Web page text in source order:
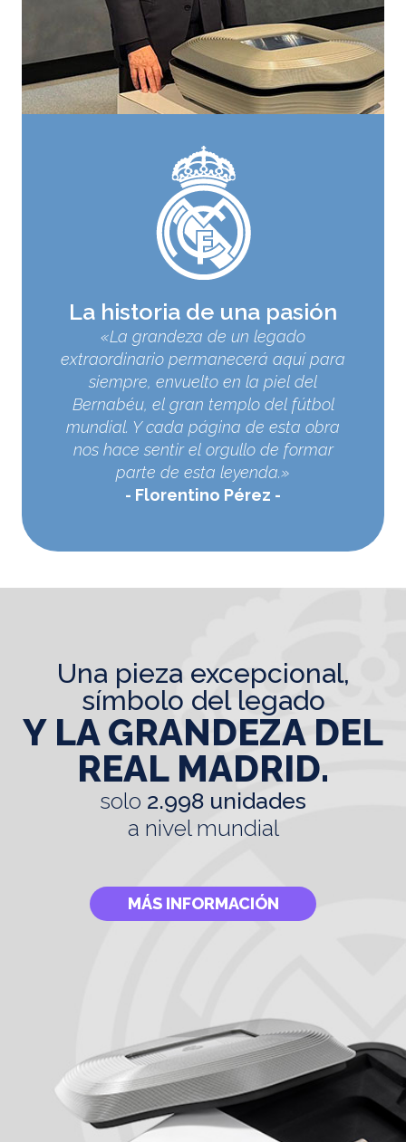
La historia de una pasión
«La grandeza de un legado
extraordinario permanecerá aquí para
siempre, envuelto en la piel del
Bernabéu, el gran templo del fútbol
mundial. Y cada página de esta obra
nos hace sentir el orgullo de formar
parte de esta leyenda.»
Florentino Pérez
una pieza excepcional,
símbolo del legado
Y LA GRANDEZA DEL
REAL MADRID.
solo 2.998 unidades
a nivel mundial
MÁS INFORMACIÓN